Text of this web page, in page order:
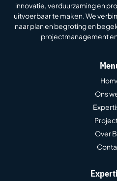
innovatie, verduurzaming en
uitvoerbaar te maken. We
naar plan en begroting en
projectmanagement
Ons
Over